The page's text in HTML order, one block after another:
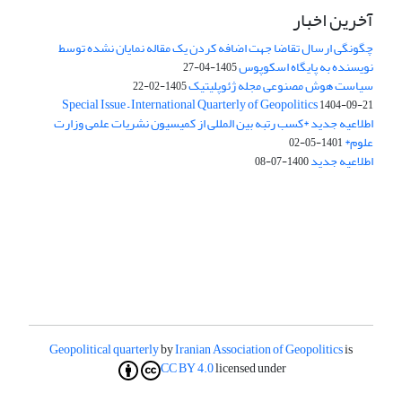
آخرین اخبار
چگونگی ارسال تقاضا جهت اضافه کردن یک مقاله نمایان نشده توسط
نویسنده به پایگاه اسکوپوس1405-04-27
سیاست هوش مصنوعی مجله ژئوپلیتیک1405-02-22
Special Issue – International Quarterly of Geopolitics1404-09-21
اطلاعیه جدید *کسب رتبه بین المللی از کمیسیون نشریات علمی وزارت
علوم*1401-05-02
اطلاعیه جدید1400-07-08
Geopolitical quarterlybyIranian Association of Geopoliticsis
licensed under
CC BY 4.0